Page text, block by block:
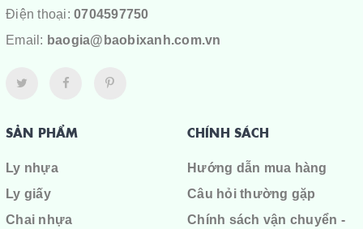
Điện thoại: 0704597750
Email: baogia@baobixanh.com.vn
SẢN PHẨM
Ly nhựa
Ly giấy
Chai nhựa
CHÍNH SÁCH
Hướng dẫn mua hàng
Câu hỏi thường gặp
Chính sách vận chuyển -